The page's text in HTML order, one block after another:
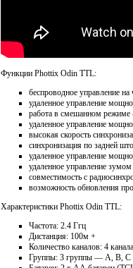
Функции Phottix Odin TTL:
беспроводное управление
удаленное управление
работа в смешанном
удаленное управление
высокая скорость
синхронизация по задней
удаленное управление
удаленное управление
совместимость с
возможность обновления
Характеристики Phottix Odin TTL:
Частота: 2.4 Ггц
Дистанция: 100м +
Количество каналов: 4 канала
Группы: 3 группы — А, В, С